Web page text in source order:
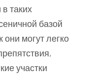
таких
базой
они могут легко
участки